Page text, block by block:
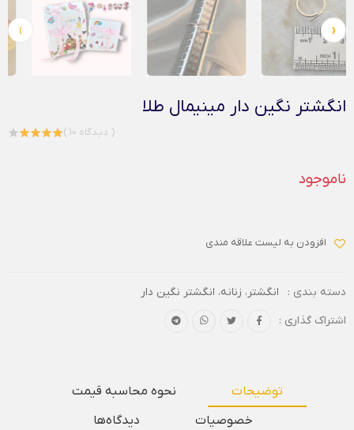
‹
›
انگشتر نگین دار مینیمال طلا
( 10 دیدگاه )
ناموجود
افزودن به لیست علاقه مندی
دسته بندی : انگشتر ، زنانه، انگشتر نگین دار
اشتراک گذاری :
توضیحات
نحوه محاسبه قیمت
خصوصیات
دیدگاه‌ها